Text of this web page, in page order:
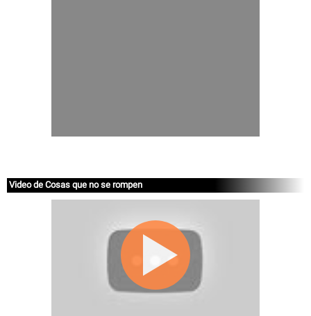
Video de Cosas que no se rompen